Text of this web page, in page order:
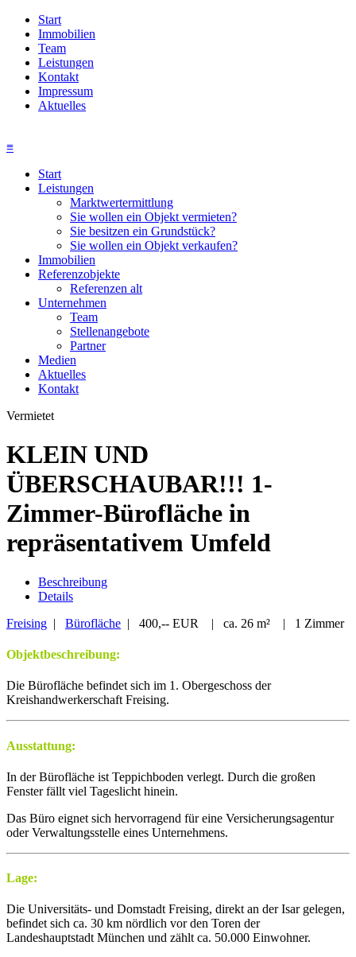
Start
Immobilien
Team
Leistungen
Kontakt
Impressum
Aktuelles
≡
Start
Leistungen
Marktwertermittlung
Sie wollen ein Objekt vermieten?
Sie besitzen ein Grundstück?
Sie wollen ein Objekt verkaufen?
Immobilien
Referenzobjekte
Referenzen alt
Unternehmen
Team
Stellenangebote
Partner
Medien
Aktuelles
Kontakt
Vermietet
KLEIN UND
ÜBERSCHAUBAR!!! 1-
Zimmer-Bürofläche in
repräsentativem Umfeld
Beschreibung
Details
Freising | Bürofläche | 400,-- EUR | ca. 26 m² | 1 Zimmer
Objektbeschreibung:
Die Bürofläche befindet sich im 1. Obergeschoss der
Kreishandwerkerschaft Freising.
Ausstattung:
In der Bürofläche ist Teppichboden verlegt. Durch die großen
Fenster fällt viel Tageslicht hinein.
Das Büro eignet sich hervorragend für eine Versicherungsagentur
oder Verwaltungsstelle eines Unternehmens.
Lage:
Die Universitäts- und Domstadt Freising, direkt an der Isar gelegen,
befindet sich ca. 30 km nördlich vor den Toren der
Landeshauptstadt München und zählt ca. 50.000 Einwohner.